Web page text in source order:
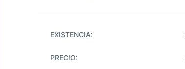
EXISTENCIA:
PRECIO: